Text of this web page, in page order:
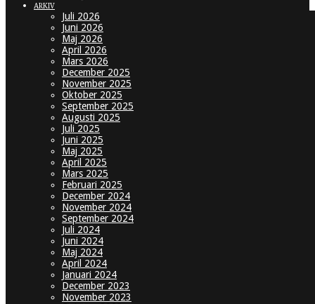
ARKIV
Juli 2026
Juni 2026
Maj 2026
April 2026
Mars 2026
December 2025
November 2025
Oktober 2025
September 2025
Augusti 2025
Juli 2025
Juni 2025
Maj 2025
April 2025
Mars 2025
Februari 2025
December 2024
November 2024
September 2024
Juli 2024
Juni 2024
Maj 2024
April 2024
Januari 2024
December 2023
November 2023